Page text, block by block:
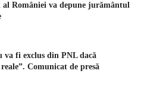
al României va depune jurământul
va fi exclus din PNL dacă
Comunicat de presă